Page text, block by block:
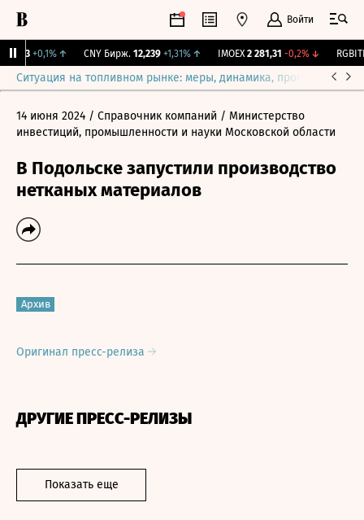
Войти
+0,1% ↑ CNY Бирж. 12,239 +1,31% ↑ IMOEX 2 281,31 -0,2%↓ RGBITR
Ситуация на топливном рынке: меры, динамика, прогнозы
14 июня 2024 / Справочник компаний / Министерство
инвестиций, промышленности и науки Московской области
В Подольске запустили производство
нетканых материалов
Архив
Оригинал пресс-релиза
ДРУГИЕ ПРЕСС-РЕЛИЗЫ
Показать еще